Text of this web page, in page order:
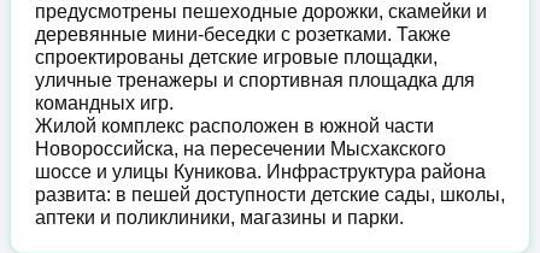
предусмотрены пешеходные дорожки, скамейки и
деревянные мини-беседки с розетками. Также
спроектированы детские игровые площадки,
уличные тренажеры и спортивная площадка для
командных игр.
Жилой комплекс расположен в южной части
Новороссийска, на пересечении Мысхакского
шоссе и улицы Куникова. Инфраструктура района
развита: в пешей доступности детские сады, школы,
аптеки и поликлиники, магазины и парки.